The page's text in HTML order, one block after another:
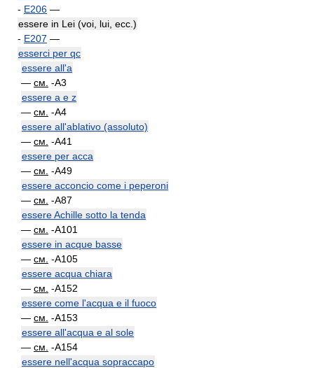
- E206 —
essere in Lei (voi, lui, ecc.)
- E207 —
esserci per qc
essere all'a
— см. -A3
essere a e z
— см. -A4
essere all'ablativo (assoluto)
— см. -A41
essere per acca
— см. -A49
essere acconcio come i peperoni
— см. -A87
essere Achille sotto la tenda
— см. -A101
essere in acque basse
— см. -A105
essere acqua chiara
— см. -A152
essere come l'acqua e il fuoco
— см. -A153
essere all'acqua e al sole
— см. -A154
essere nell'acqua sopraccapo